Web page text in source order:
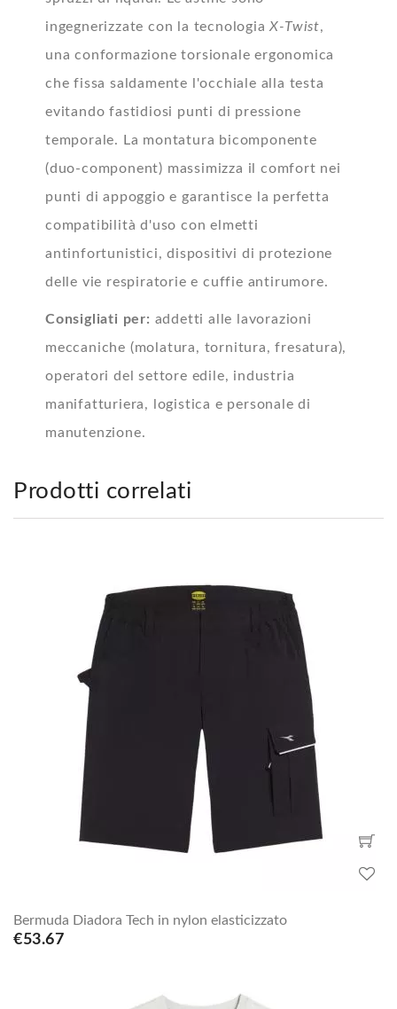
ingegnerizzate con la tecnologiaX-Twist,
una conformazione torsionale ergonomica
che fissa saldamente l'occhiale alla testa
evitando fastidiosi punti di pressione
temporale. La montatura bicomponente
(duo-component) massimizza il comfort nei
punti di appoggio e garantisce la perfetta
compatibilità d'uso con elmetti
antinfortunistici, dispositivi di protezione
delle vie respiratorie e cuffie antirumore.
Consigliati per: addetti alle lavorazioni
meccaniche (molatura, tornitura, fresatura),
operatori del settore edile, industria
manifatturiera, logistica e personale di
manutenzione.
Prodotti correlati
Bermuda Diadora Tech in nylon elasticizzato
€53.67